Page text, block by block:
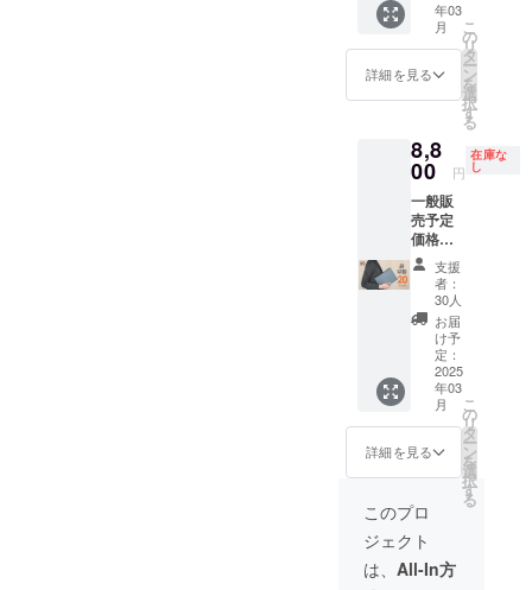
場合
は、実
行者に
直接お
問合せ
くださ
ら１色
お選び
頂けま
す。 ■
適格請
求書発
者登録
番号：
あり
（適格
請求書
発行事
業者登
録番号
の記載
のある
インボ
イスが
必要な
場合
は、実
行者に
直接お
問合せ
くださ
い）
ラー：
ブラッ
ク/ホワ
イト ■
適格請
求書発
者登録
番号：
あり
（適格
請求書
発行事
業者登
録番号
の記載
のある
インボ
イスが
必要な
場合
は、実
行者に
直接お
い）
ます）
ラー：
グレー
者登録
番号：
あり
（適格
請求書
発行事
業者登
録番号
の記載
のある
インボ
イスが
必要な
場合
は、実
行者に
直接お
い）
ター様
限定
20%off
の
￥7,040
（税・
込）に
て承り
ます。
リター
ン内
容：
ルーズ
リング
x 1、革
表紙 x
2、リ
フィル
x 1、ペ
ン差し
リフィ
ル x 1、
リング
1、収納
用箱 x 1
■カ
ラー：
ブラッ
年03
月
詳細を見る
こ
の
リ
タ
ー
ン
を
選
択
す
る
8,8
00 円
在庫な
し
一般販
売予定
価格
￥11,00
0（税・
送料
込）の
とこ
ろ、 サ
ポー
ター様
限定
20%off
の
￥8,800
（税・
送料
込）に
て承り
ます。
リター
支援
者：
30人
お届
け予
定：
2025
年03
月
詳細を見る
こ
の
リ
タ
ー
ン
を
選
択
す
る
このプロ
ジェクト
は、 All-In方